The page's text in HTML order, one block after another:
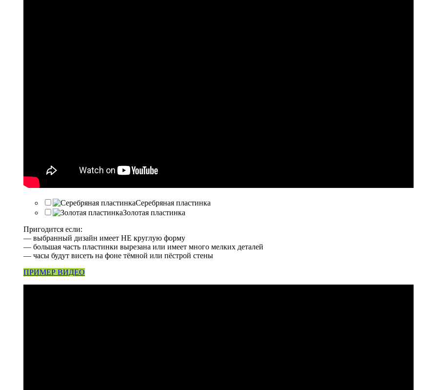
Серебряная пластинка
Золотая пластинка
Пригодится если:
— выбранный дизайн имеет НЕ круглую форму
— большая часть пластинки вырезана или имеет много мелких деталей
— часы будут висеть на фоне тёмной или пёстрой стены
ПРИМЕР ВИДЕО